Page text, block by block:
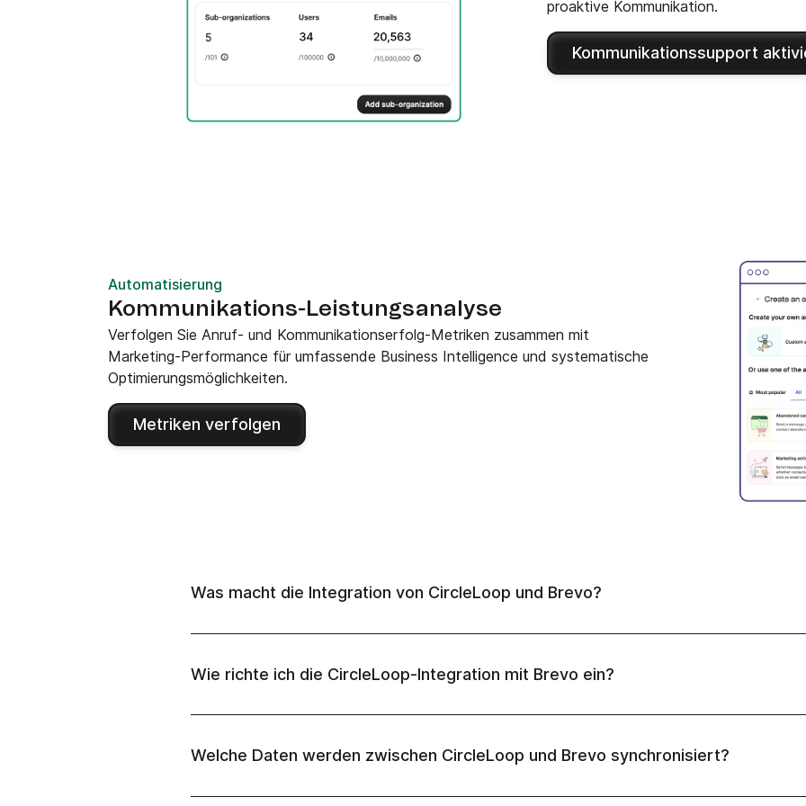
proaktive Kommunikation.
Kommunikationssupport
Automatisierung
Kommunikations-Leistungsanalyse
Verfolgen Sie Anruf- und Kommunikationserfolg-Metriken zusammen mit
Marketing-Performance für umfassende Business Intelligence und systematische
Optimierungsmöglichkeiten.
Metriken verfolgen
Was macht die Integration von CircleLoop und Brevo?
Wie richte ich die CircleLoop-Integration mit Brevo ein?
Welche Daten werden zwischen CircleLoop und Brevo synchronisiert?